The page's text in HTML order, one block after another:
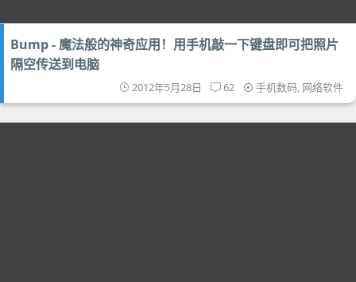
Bump - 魔法般的神奇应用！用手机敲一下键盘即可把照片
隔空传送到电脑
2012年5月28日 62 手机数码, 网络软件